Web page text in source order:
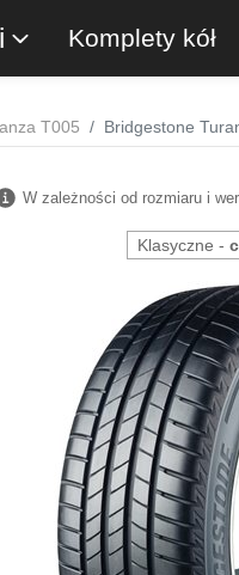
Komplety kół
T005 Bridgestone
W zależności od rozmiaru i
Klasyczne -